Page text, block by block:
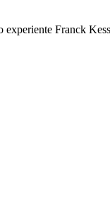
experiente Franck